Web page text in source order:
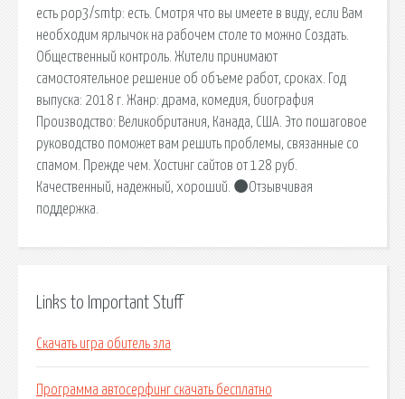
есть pop3/smtp: есть. Смотря что вы имеете в виду, если Вам
необходим ярлычок на рабочем столе то можно Создать.
Общественный контроль. Жители принимают
самостоятельное решение об объеме работ, сроках. Год
выпуска: 2018 г. Жанр: драма, комедия, биография
Производство: Великобритания, Канада, США. Это пошаговое
руководство поможет вам решить проблемы, связанные со
спамом. Прежде чем. Хостинг сайтов от 128 руб.
Качественный, надежный, хороший. ⚫Отзывчивая
поддержка.
Links to Important Stuff
Скачать игра обитель зла
Программа автосерфинг скачать бесплатно